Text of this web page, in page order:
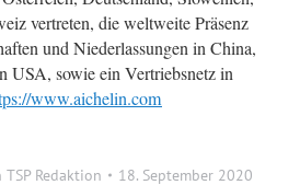
vertreten, die weltweite Präsenz
und Niederlassungen in China,
USA, sowie ein Vertriebsnetz in
www.aichelin.com
TSP Redaktion 18. September 2020